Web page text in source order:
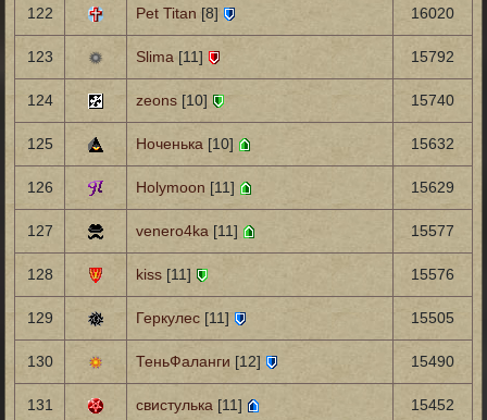
122 Pet Titan [8] 16020
123 Slima [11] 15792
124 zeons [10] 15740
125 Ноченька [10] 15632
126 Holymoon [11] 15629
127 venero4ka [11] 15577
128 kiss [11] 15576
129 Геркулес [11] 15505
130 ТеньФаланги [12] 15490
131 свистулька [11] 15452